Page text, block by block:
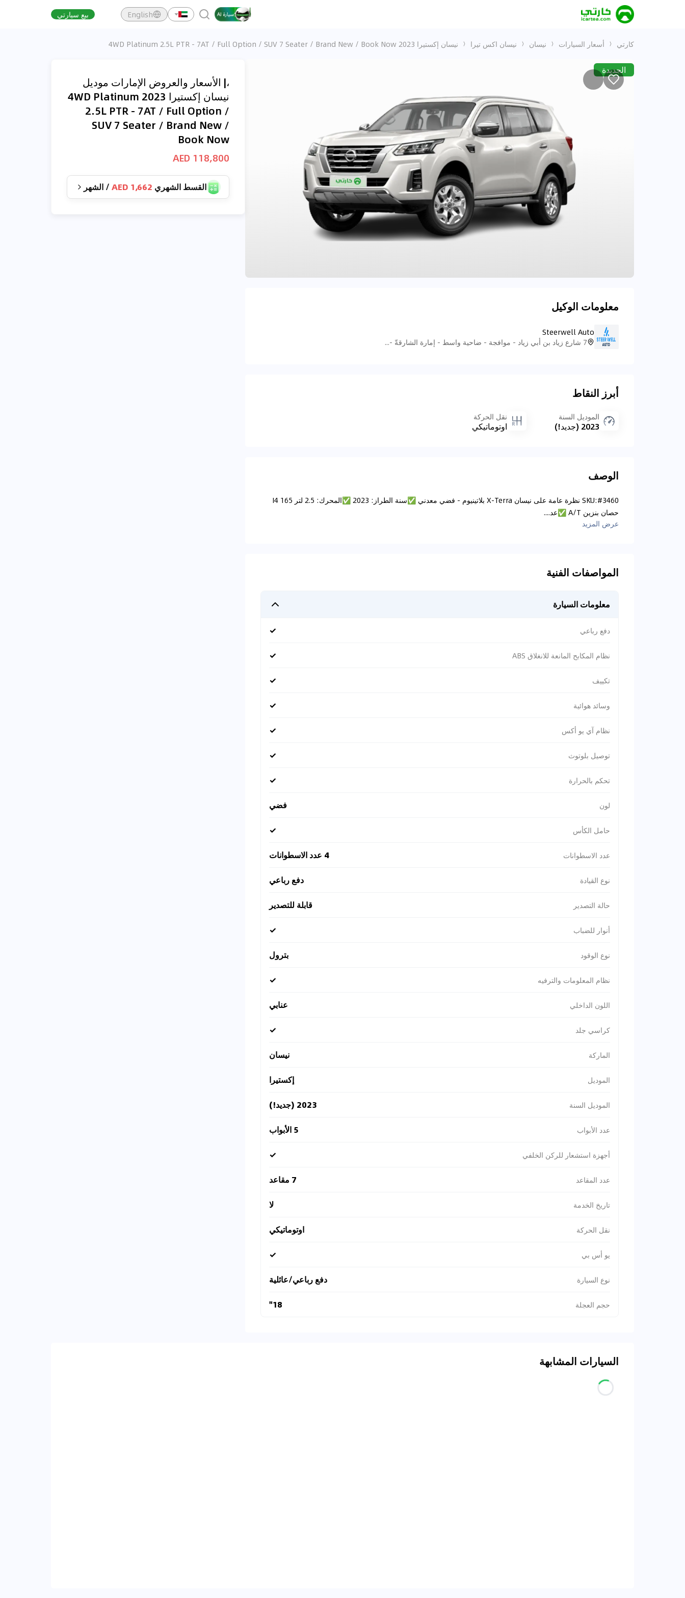
English بيع سيارتي
كارتي أسعار السيارات نيسان نيسان اكس تيرا نيسان إكستيرا 2023 4WD Platinum 2.5L PTR - 7AT / Full Option / SUV 7 Seater / Brand New / Book Now
الجديدة
معلومات الوكيل
Steerwell Auto
7 شارع زياد بن أبي زياد - موافجة - ضاحية واسط - إمارة الشارقةّ - الإمارات العربية المتحدة
أبرز النقاط
الموديل السنة
2023 (جديد!)
نقل الحركة
اوتوماتيكي
الوصف
SKU:#3460 نظرة عامة على نيسان X-Terra بلاتينيوم - فضي معدني ✅سنة الطراز: 2023 ✅المحرك: 2.5 لتر I4 165
حصان بنزين A/T ✅عد....
عرض المزيد
المواصفات الفنية
معلومات السيارة
دفع رباعي ✓
نظام المكابح المانعة للانغلاق ABS ✓
تكييف ✓
وسائد هوائية ✓
نظام آي يو أكس ✓
توصيل بلوتوث ✓
تحكم بالحرارة ✓
لون فضي
حامل الكأس ✓
عدد الاسطوانات 4 عدد الاسطوانات
نوع القيادة دفع رباعي
حالة التصدير قابلة للتصدير
أنوار للضباب ✓
نوع الوقود بترول
نظام المعلومات والترفيه ✓
اللون الداخلي عنابي
كراسي جلد ✓
الماركة نيسان
الموديل إكستيرا
الموديل السنة 2023 (جديد!)
عدد الأبواب 5 الأبواب
أجهزة استشعار للركن الخلفي ✓
عدد المقاعد 7 مقاعد
تاريخ الخدمة لا
نقل الحركة اوتوماتيكي
يو أس بي ✓
نوع السيارة دفع رباعي/عائلية
حجم العجلة 18"
،| الأسعار والعروض الإمارات موديل
نيسان إكستيرا 2023 4WD Platinum
2.5L PTR - 7AT / Full Option /
SUV 7 Seater / Brand New /
Book Now
118,800 AED
القسط الشهري 1,662 AED
/ الشهر
السيارات المشابهة